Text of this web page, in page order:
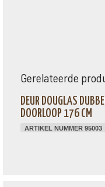
Gerelateerde
DEUR DOUGLAS
DOORLOOP 176 CM
ARTIKEL NUMMER 95003